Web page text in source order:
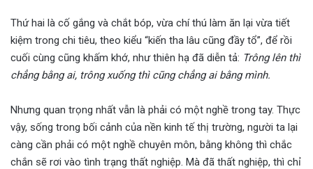
Thứ hai là cố gắng và chắt bóp, vừa chí thú làm ăn lại vừa tiết
kiệm trong chi tiêu, theo kiểu “kiến tha lâu cũng đầy tổ”, để rồi
cuối cùng cũng khấm khớ, như thiên hạ đã diễn tả: Trông lên thì
chẳng bằng ai, trông xuống thì cũng chẳng ai bằng mình.
Nhưng quan trọng nhất vẫn là phải có một nghề trong tay. Thực
vậy, sống trong bối cảnh của nền kinh tế thị trường, người ta lại
càng cần phải có một nghề chuyên môn, bằng không thì chắc
chắn sẽ rơi vào tình trạng thất nghiệp. Mà đã thất nghiệp, thì chỉ